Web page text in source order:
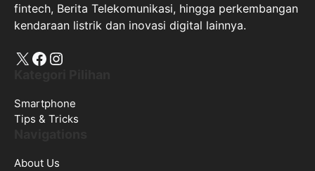
fintech, Berita Telekomunikasi, hingga perkembangan
kendaraan listrik dan inovasi digital lainnya.
X Facebook
Instagram
Smartphone
Tips & Tricks
About Us